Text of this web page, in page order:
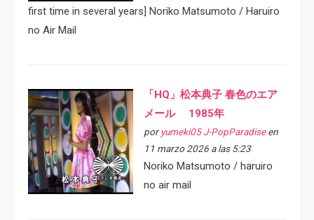
first time in several years] Noriko Matsumoto / Haruiro
no Air Mail
「HQ」松本典子 春色のエア
メール 1985年
por yumeki05 J-PopParadiseen
11 marzo 2026 a las 5:23
Noriko Matsumoto / haruiro
no air mail